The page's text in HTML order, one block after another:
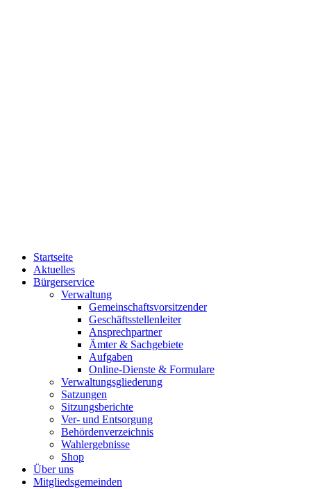
Startseite
Aktuelles
Bürgerservice
Verwaltung
Gemeinschaftsvorsitzender
Geschäftsstellenleiter
Ansprechpartner
Ämter & Sachgebiete
Aufgaben
Online-Dienste & Formulare
Verwaltungsgliederung
Satzungen
Sitzungsberichte
Ver- und Entsorgung
Behördenverzeichnis
Wahlergebnisse
Shop
Über uns
Mitgliedsgemeinden